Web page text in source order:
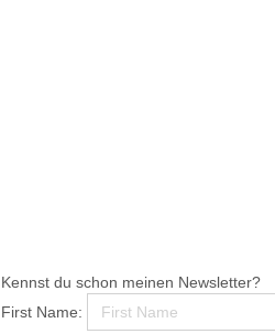
Kennst du schon meinen Newsletter?
First Name: